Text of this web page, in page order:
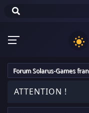
Forum Solarus-Games
ATTENTION !